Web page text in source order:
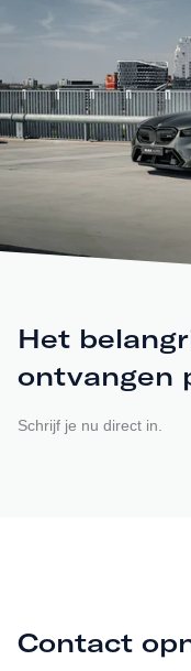
Het
ontvangen
Schrijf je nu direct in.
Contact